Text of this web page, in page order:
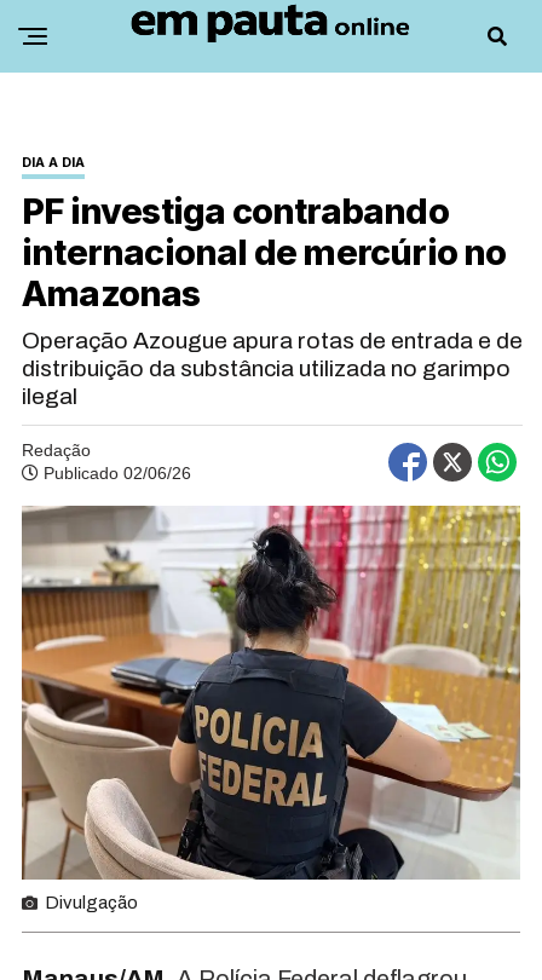
DIA A DIA
PF investiga contrabando
internacional de mercúrio no
Amazonas
Operação Azougue apura rotas de entrada e de
distribuição da substância utilizada no garimpo
ilegal
Redação
Publicado 02/06/26
Divulgação